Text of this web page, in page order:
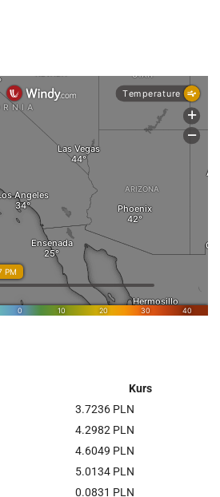
Kurs
3.7236 PLN
4.2982 PLN
4.6049 PLN
5.0134 PLN
0.0831 PLN